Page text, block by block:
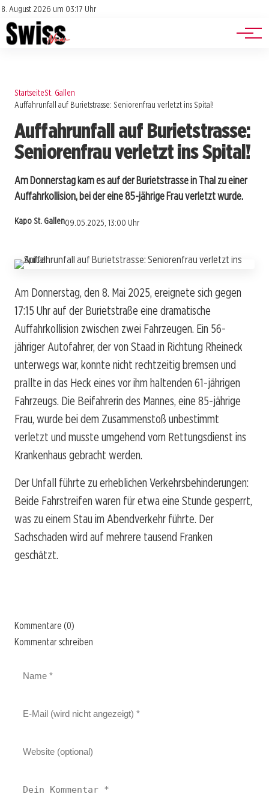
8. August 2026 um 03:17 Uhr
Impressum
Datenschutz
Jobs
Events
StartseiteSt. Gallen
Auffahrunfall auf Burietstrasse: Seniorenfrau verletzt ins Spital!
Auffahrunfall auf Burietstrasse:
Seniorenfrau verletzt ins Spital!
Am Donnerstag kam es auf der Burietstrasse in Thal zu einer
Auffahrkollision, bei der eine 85-jährige Frau verletzt wurde.
Kapo St. Gallen09.05.2025, 13:00 Uhr
Am Donnerstag, den 8. Mai 2025, ereignete sich gegen
17:15 Uhr auf der Burietstraße eine dramatische
Auffahrkollision zwischen zwei Fahrzeugen. Ein 56-
jähriger Autofahrer, der von Staad in Richtung Rheineck
unterwegs war, konnte nicht rechtzeitig bremsen und
prallte in das Heck eines vor ihm haltenden 61-jährigen
Fahrzeugs. Die Beifahrerin des Mannes, eine 85-jährige
Frau, wurde bei dem Zusammenstoß unbestimmt
verletzt und musste umgehend vom Rettungsdienst ins
Krankenhaus gebracht werden.
Der Unfall führte zu erheblichen Verkehrsbehinderungen:
Beide Fahrstreifen waren für etwa eine Stunde gesperrt,
was zu einem Stau im Abendverkehr führte. Der
Sachschaden wird auf mehrere tausend Franken
geschätzt.
Kommentare (0)
Kommentar schreiben